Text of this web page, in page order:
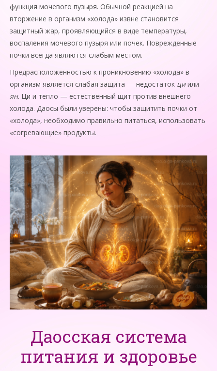
функция мочевого пузыря. Обычной реакцией на
вторжение в организм «холода» извне становится
защитный жар, проявляющийся в виде температуры,
воспаления мочевого пузыря или почек. Поврежденные
почки всегда являются слабым местом.
Предрасположенностью к проник­новению «холода» в
организм является слабая защита — недостаток циили
ян. Ци и тепло — естественный щит против внешнего
холода. Даосы были уверены: чтобы защитить почки от
«холода», необходимо правильно питаться, использовать
«согревающие» продукты.
Даосская система
питания и здоровье